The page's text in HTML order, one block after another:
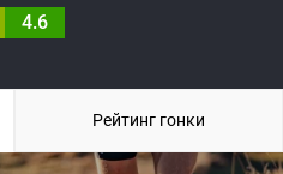
4.6
Рейтинг гонки